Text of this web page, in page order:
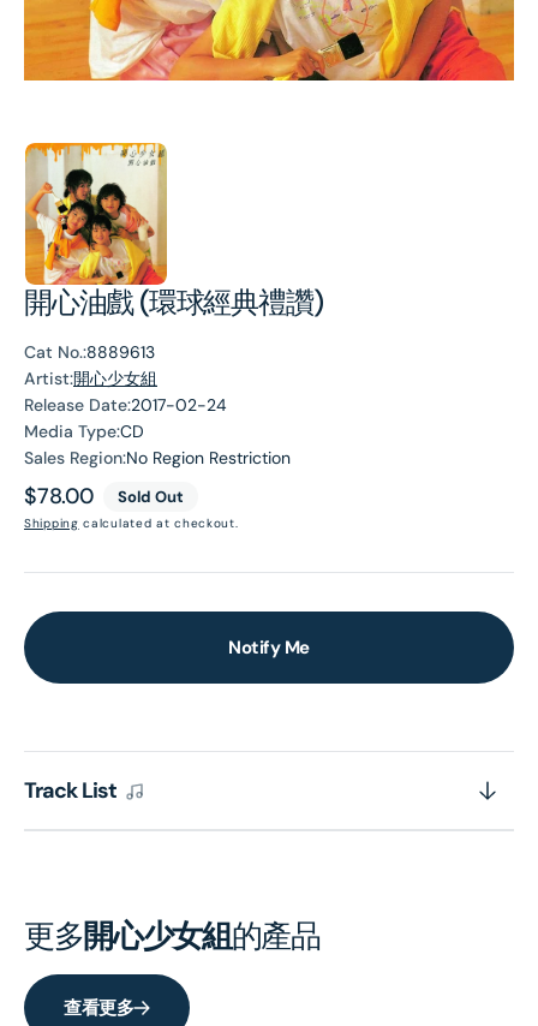
開心油戲 (環球經典禮讚)
Cat No.:8889613
Artist:開心少女組
Release Date:2017-02-24
Media Type:CD
Sales Region:No Region Restriction
Regular
price
$78.00 Sold Out
Shipping calculated at checkout.
Notify Me
Track List
更多開心少女組的產品
查看更多